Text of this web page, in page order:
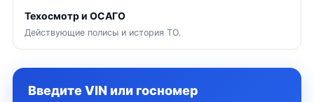
Техосмотр и ОСАГО
Действующие полисы и история ТО.
Введите VIN или госномер